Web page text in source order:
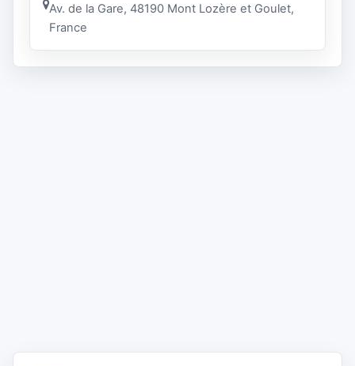
Av. de la Gare, 48190 Mont Lozère et Goulet,
France